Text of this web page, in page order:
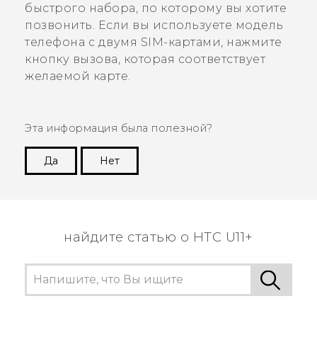
быстрого набора, по которому вы хотите
позвонить.
Если вы используете модель
телефона с двумя SIM-картами, нажмите
кнопку вызова, которая соответствует
желаемой карте.
Эта информация была полезной?
Да
Нет
найдите статью о HTC U11+